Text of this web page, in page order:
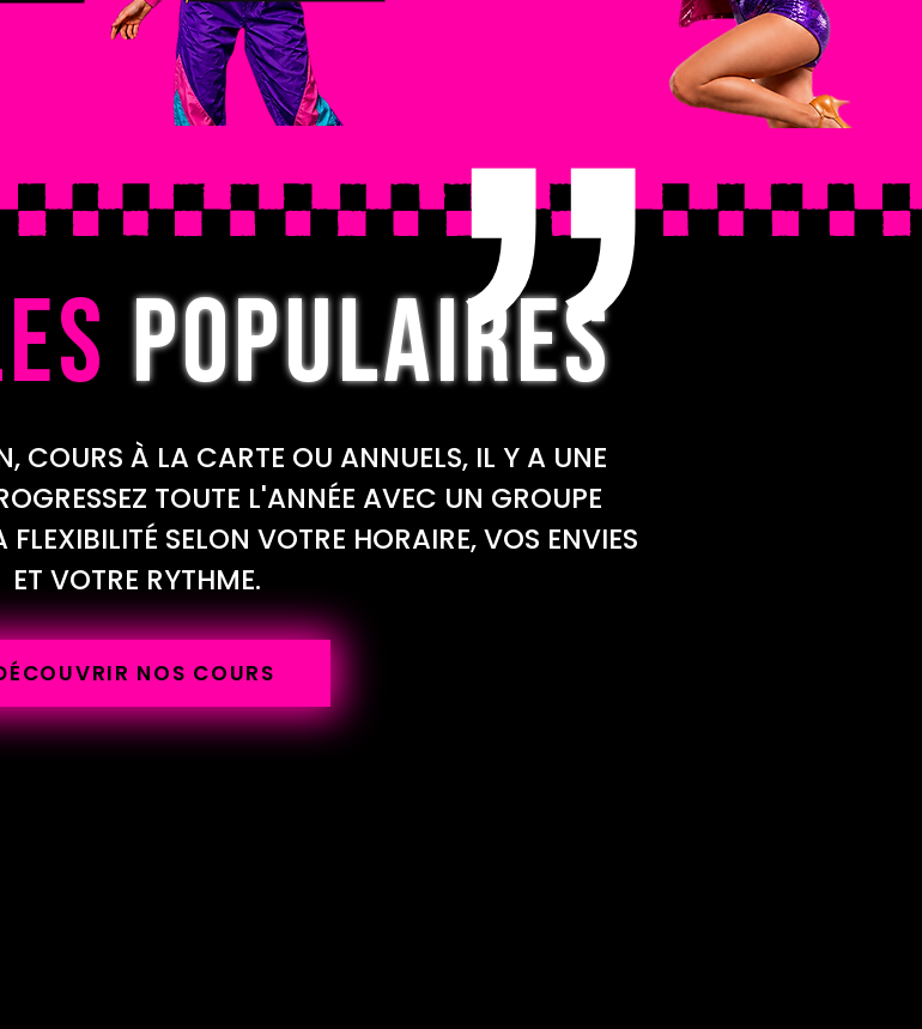
POPULAIRES
À LA CARTE OU ANNUELS, IL Y A UNE
TOUTE L'ANNÉE AVEC UN GROUPE
SELON VOTRE HORAIRE, VOS ENVIES
ET VOTRE RYTHME.
NOS COURS